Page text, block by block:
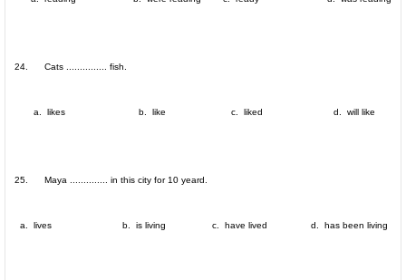
24. Cats ............... fish.
a. likes b. like c. liked d. will like
25. Maya .............. in this city for 10 yeard.
a. lives b. is living c. have lived d. has been living